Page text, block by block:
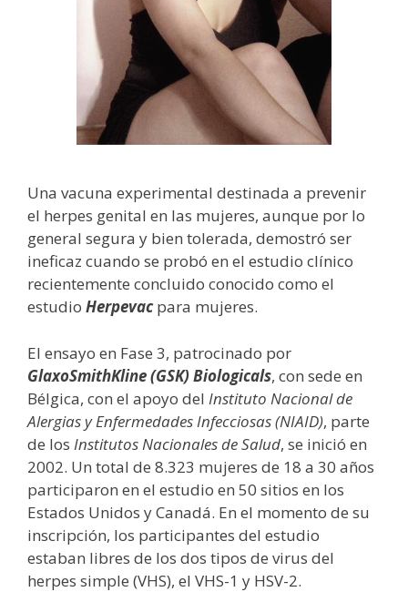
Una vacuna experimental destinada a prevenir
el herpes genital en las mujeres, aunque por lo
general segura y bien tolerada, demostró ser
ineficaz cuando se probó en el estudio clínico
recientemente concluido conocido como el
estudio Herpevacpara mujeres.
El ensayo en Fase 3, patrocinado por
GlaxoSmithKline (GSK) Biologicals, con sede en
Bélgica, con el apoyo del Instituto Nacional de
Alergias y Enfermedades Infecciosas (NIAID), parte
de los Institutos Nacionales de Salud, se inició en
2002. Un total de 8.323 mujeres de 18 a 30 años
participaron en el estudio en 50 sitios en los
Estados Unidos y Canadá. En el momento de su
inscripción, los participantes del estudio
estaban libres de los dos tipos de virus del
herpes simple (VHS), el VHS-1 y HSV-2.